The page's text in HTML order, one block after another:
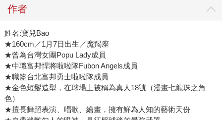
作者
姓名:寶兒Bao
★160cm／1月7日出生／魔羯座
★曾為台灣女團Popu Lady成員
★中職富邦悍將啦啦隊Fubon Angels成員
★職籃台北富邦勇士啦啦隊成員
★金色短髮造型，在球場上被稱為真人18號（漫畫七龍珠之角
色）
★擅長舞蹈表演、唱歌、繪畫，擁有鮮為人知的藝術天份